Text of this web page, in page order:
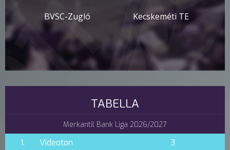
BVSC-Zugló Kecskeméti TE
TABELLA
Merkantil Bank Liga 2026/2027
1. Videoton
3